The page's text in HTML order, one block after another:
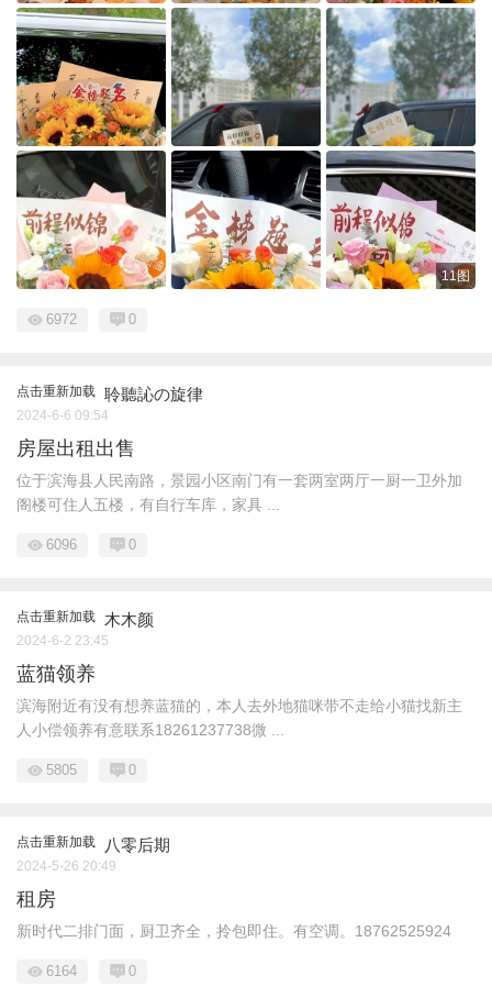
11图
6972 0
点击重新加载 聆聽訫の旋律
2024-6-6 09:54
房屋出租出售
位于滨海县人民南路，景园小区南门有一套两室两厅一厨一卫外加
阁楼可住人五楼，有自行车库，家具 ...
6096 0
点击重新加载 木木颜
2024-6-2 23:45
蓝猫领养
滨海附近有没有想养蓝猫的，本人去外地猫咪带不走给小猫找新主
人小偿领养有意联系18261237738微 ...
5805 0
点击重新加载 八零后期
2024-5-26 20:49
租房
新时代二排门面，厨卫齐全，拎包即住。有空调。18762525924
6164 0